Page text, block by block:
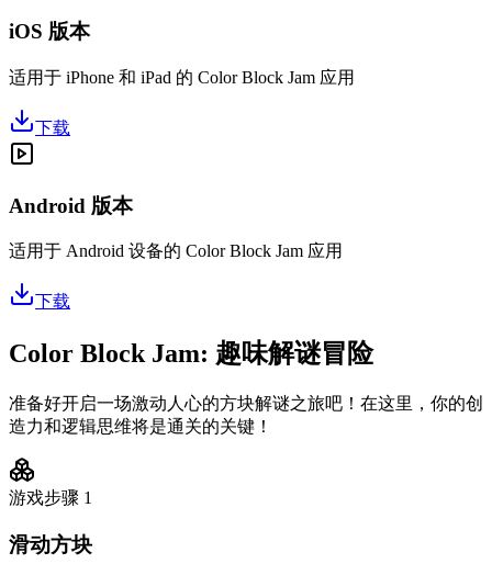
iOS 版本
适用于 iPhone 和 iPad 的 Color Block Jam 应用
下载
Android 版本
适用于 Android 设备的 Color Block Jam 应用
下载
Color Block Jam: 趣味解谜冒险
准备好开启一场激动人心的方块解谜之旅吧！在这里，你的创
造力和逻辑思维将是通关的关键！
游戏步骤 1
滑动方块